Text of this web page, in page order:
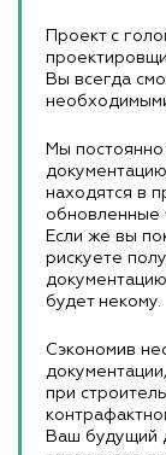
Проект с
Вы всегда
Мы
находятся в
обновленные
Если же вы
рискуете
будет некому.
Сэкономив
при
Ваш будущий